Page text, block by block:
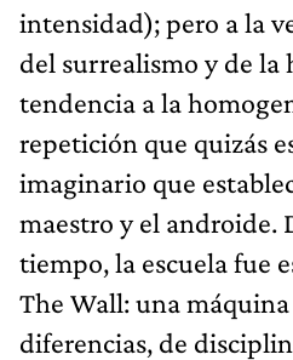
intensidad); pero a la
del surrealismo y de la
tendencia a la
repetición que quizás
imaginario que
maestro y el androide.
tiempo, la escuela fue
The Wall: una
diferencias, de